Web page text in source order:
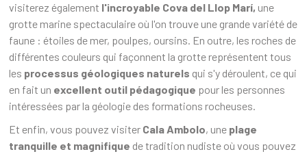
visiterez également l'incroyable Cova del Llop Marí, une
grotte marine spectaculaire où l'on trouve une grande variété de
faune : étoiles de mer, poulpes, oursins. En outre, les roches de
différentes couleurs qui façonnent la grotte représentent tous
les processus géologiques naturels qui s'y déroulent, ce qui
en fait un excellent outil pédagogique pour les personnes
intéressées par la géologie des formations rocheuses.
Et enfin, vous pouvez visiter Cala Ambolo, une plage
tranquille et magnifique de tradition nudiste où vous pouvez